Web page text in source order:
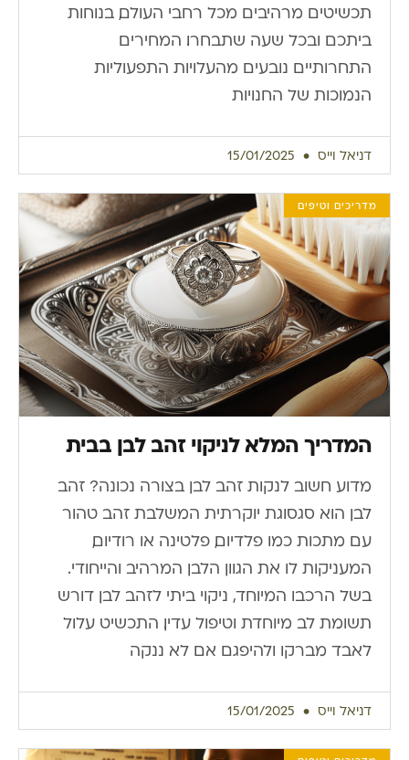
תכשיטים מרהיבים מכל רחבי העולם, בנוחות
ביתכם ובכל שעה שתבחרו. המחירים
התחרותיים נובעים מהעלויות התפעוליות
הנמוכות של החנויות
דניאל וייס
מדריכים וטיפים
המדריך המלא לניקוי זהב לבן בבית
מדוע חשוב לנקות זהב לבן בצורה נכונה? זהב
לבן הוא סגסוגת יוקרתית המשלבת זהב טהור
עם מתכות כמו פלדיום, פלטינה או רודיום,
המעניקות לו את הגוון הלבן המרהיב והייחודי.
בשל הרכבו המיוחד, ניקוי ביתי לזהב לבן דורש
תשומת לב מיוחדת וטיפול עדין. התכשיט עלול
לאבד מברקו ולהיפגם אם לא ננקה
דניאל וייס